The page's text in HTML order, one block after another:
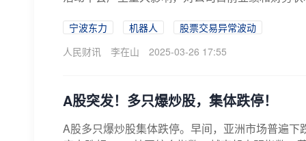
宁波东力 机器人
股票交易异常波动
人民财讯
李在山 2025-03-26 17:55
A股突发！多只爆炒股，集体跌停！
A股多只爆炒股集体跌停。早间，亚洲市场普遍